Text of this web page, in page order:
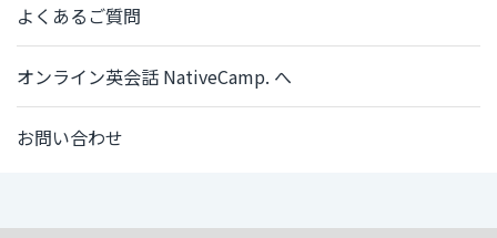
よくあるご質問
オンライン英会話 NativeCamp. へ
お問い合わせ